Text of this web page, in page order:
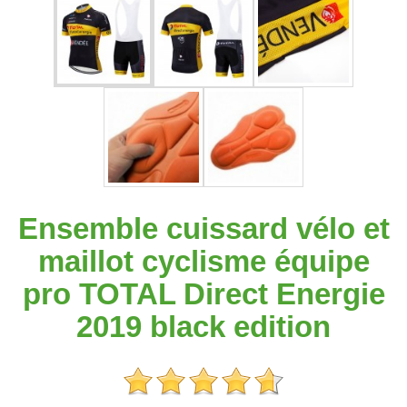
Ensemble cuissard vélo et
maillot cyclisme équipe
pro TOTAL Direct Energie
2019 black edition